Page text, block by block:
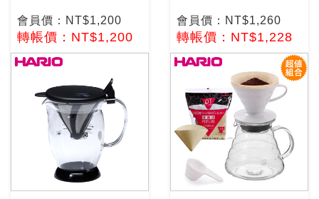
會員價：NT$1,200
轉帳價：NT$1,200
會員價：NT$1,260
轉帳價：NT$1,228